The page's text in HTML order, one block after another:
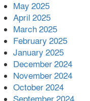
আ’হত ৫
May 2025
April 2025
March 2025
February 2025
January 2025
December 2024
November 2024
October 2024